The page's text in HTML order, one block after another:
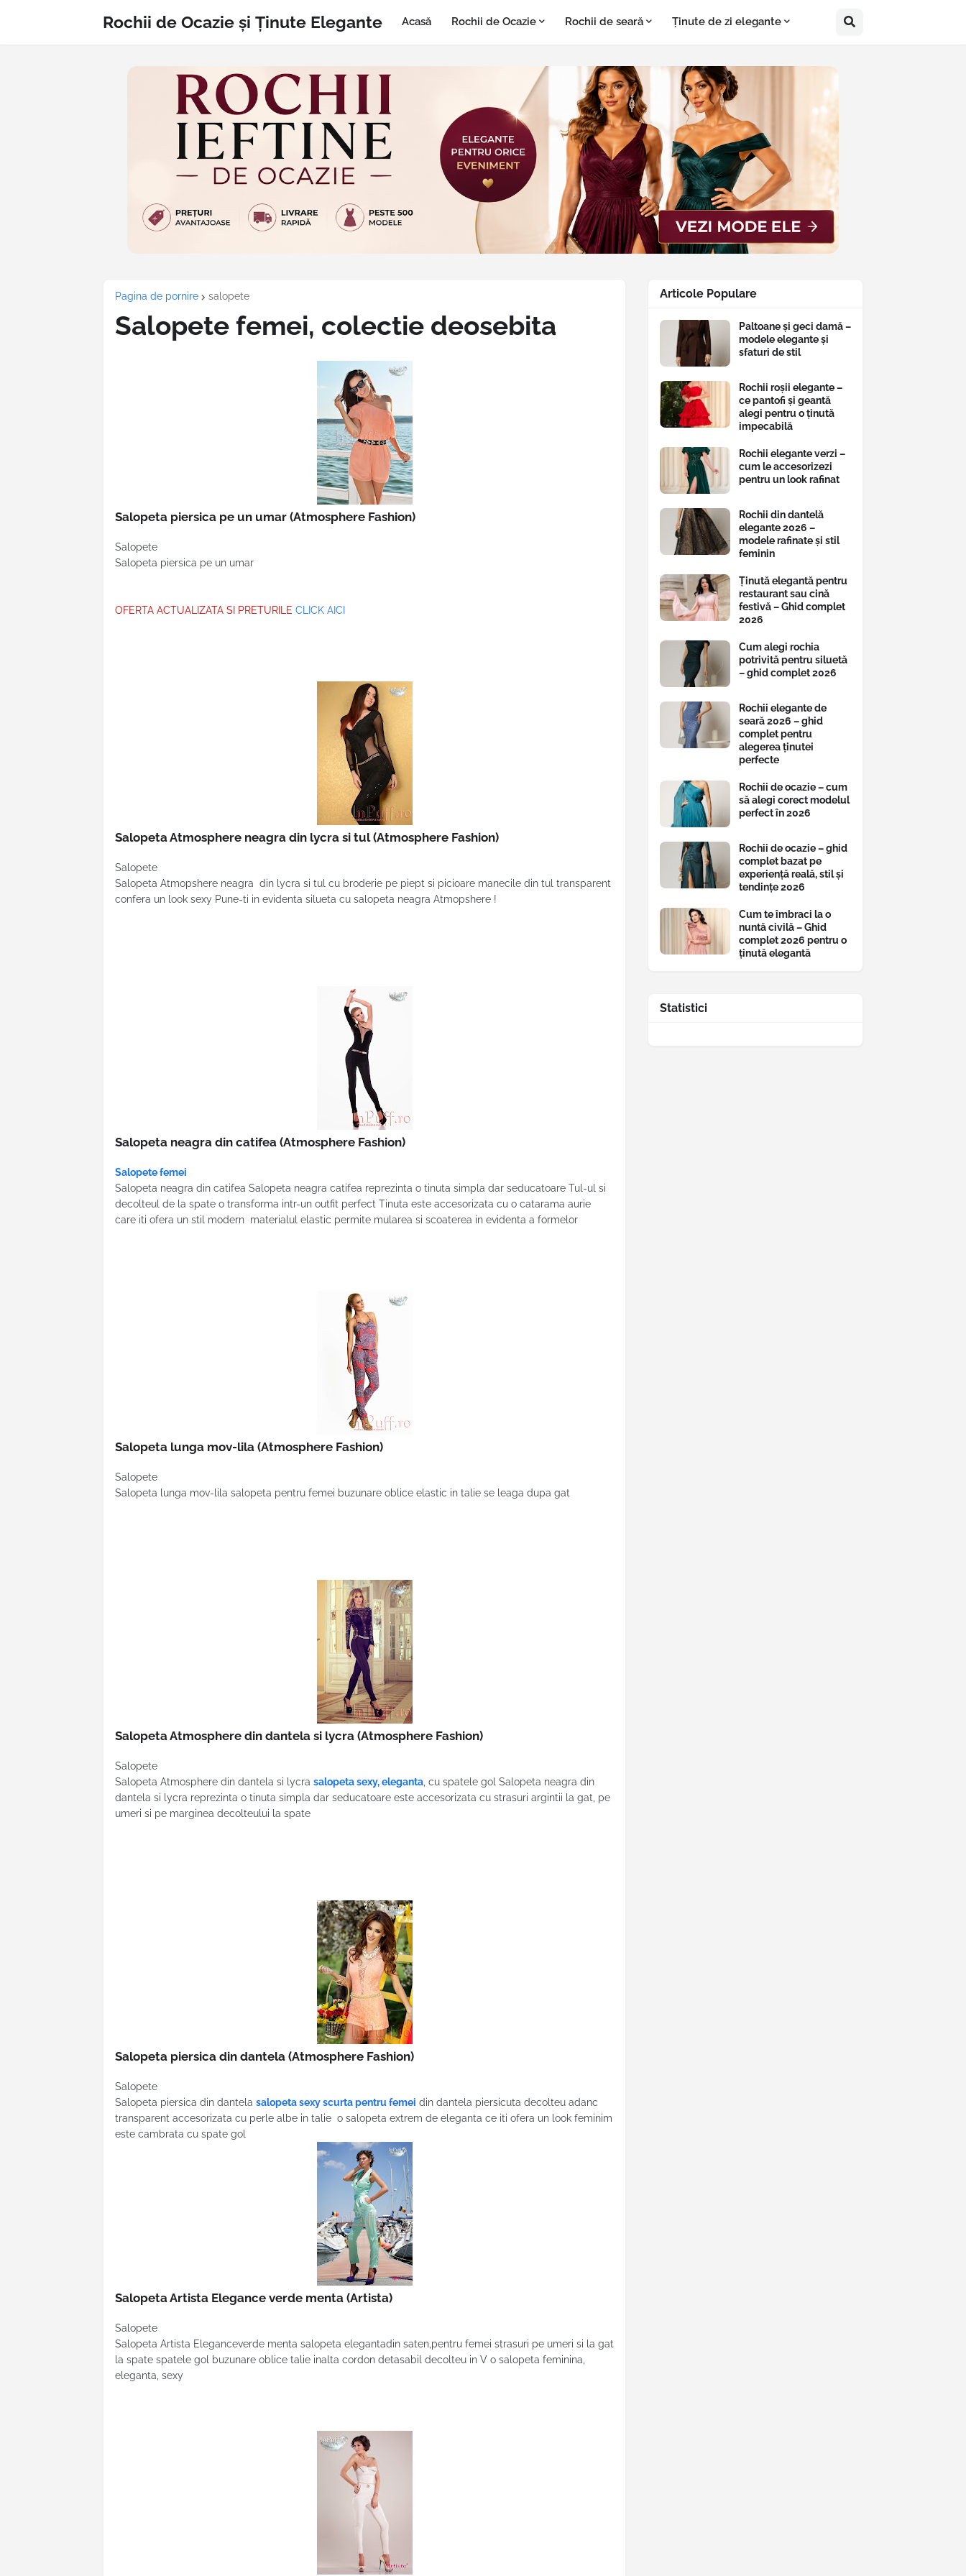
Rochii de Ocazie și Ținute Elegante Acasă Rochii de Ocazie Rochii de seară Ținute de zi elegante
Pagina de pornire salopete
Salopete femei, colectie deosebita
Salopeta piersica pe un umar (Atmosphere Fashion)
Salopete
Salopeta piersica pe un umar
OFERTA ACTUALIZATA SI PRETURILE CLICK AICI
Salopeta Atmosphere neagra din lycra si tul(Atmosphere Fashion)
Salopete
Salopeta Atmopshere neagra din lycra si tul cu broderie pe piept si picioare manecile din tul transparent
confera un look sexy Pune-ti in evidenta silueta cu salopeta neagra Atmopshere !
Salopeta neagra din catifea (Atmosphere Fashion)
Salopete femei
Salopeta neagra din catifea Salopeta neagra catifea reprezinta o tinuta simpla dar seducatoare Tul-ul si
decolteul de la spate o transforma intr-un outfit perfect Tinuta este accesorizata cu o catarama aurie
care iti ofera un stil modern materialul elastic permite mularea si scoaterea in evidenta a formelor
Salopeta lunga mov-lila (Atmosphere Fashion)
Salopete
Salopeta lunga mov-lila salopeta pentru femei buzunare oblice elastic in talie se leaga dupa gat
Salopeta Atmosphere din dantela si lycra (Atmosphere Fashion)
Salopete
Salopeta Atmosphere din dantela si lycra salopeta sexy, eleganta , cu spatele gol Salopeta neagra din
dantela si lycra reprezinta o tinuta simpla dar seducatoare este accesorizata cu strasuri argintii la gat, pe
umeri si pe marginea decolteului la spate
Salopeta piersica din dantela (Atmosphere Fashion)
Salopete
Salopeta piersica din dantela salopeta sexy scurta pentru femei din dantela piersicuta decolteu adanc
transparent accesorizata cu perle albe in talie o salopeta extrem de eleganta ce iti ofera un look feminim
este cambrata cu spate gol
Salopeta Artista Elegance verde menta (Artista)
Salopete
Salopeta Artista Eleganceverde menta salopeta elegantadin saten,pentru femei strasuri pe umeri si la gat
la spate spatele gol buzunare oblice talie inalta cordon detasabil decolteu in V o salopeta feminina,
eleganta, sexy
Articole Populare
Paltoane și geci damă –
modele elegante și
sfaturi de stil
Rochii roșii elegante –
ce pantofi și geantă
alegi pentru o ținută
impecabilă
Rochii elegante verzi –
cum le accesorizezi
pentru un look rafinat
Rochii din dantelă
elegante 2026 –
modele rafinate și stil
feminin
Ținută elegantă pentru
restaurant sau cină
festivă – Ghid complet
2026
Cum alegi rochia
potrivită pentru siluetă
– ghid complet 2026
Rochii elegante de
seară 2026 – ghid
complet pentru
alegerea ținutei
perfecte
Rochii de ocazie – cum
să alegi corect modelul
perfect în 2026
Rochii de ocazie – ghid
complet bazat pe
experiență reală, stil și
tendințe 2026
Cum te îmbraci la o
nuntă civilă – Ghid
complet 2026 pentru o
ținută elegantă
Statistici